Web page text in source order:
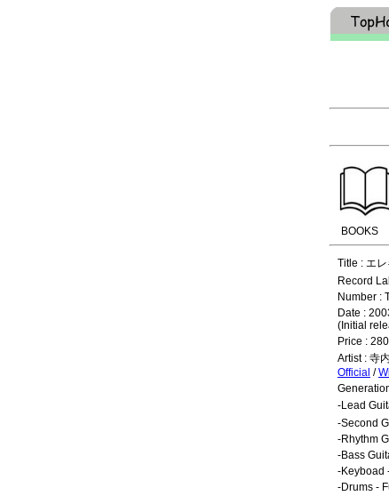
BOOKS
Title : エ
Record
Number :
Date :
(Initial
Price :
Artist : 寺
Official /
-Lead
-Second
-Rhythm
-Bass
-Keyboad
-Drums -